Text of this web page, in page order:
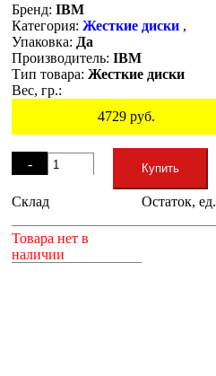
Бренд: IBM
Категория: Жесткие диски ,
Упаковка: Да
Производитель: IBM
Тип товара: Жесткие диски
Вес, гр.:
4729руб.
-
+
Купить
Склад Остаток, ед.
Товара нет в
наличии